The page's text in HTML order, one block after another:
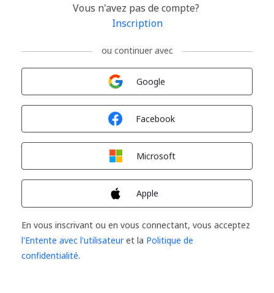
Vous n'avez pas de compte?
Inscription
ou continuer avec
Google
Facebook
Microsoft
Apple
En vous inscrivant ou en vous connectant, vous acceptez
l'Entente avec l'utilisateuret la Politique de
confidentialité.